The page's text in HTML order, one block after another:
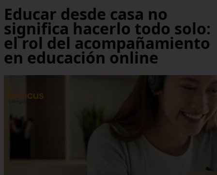
Educar desde casa no
significa hacerlo todo solo:
el rol del acompañamiento
en educación online